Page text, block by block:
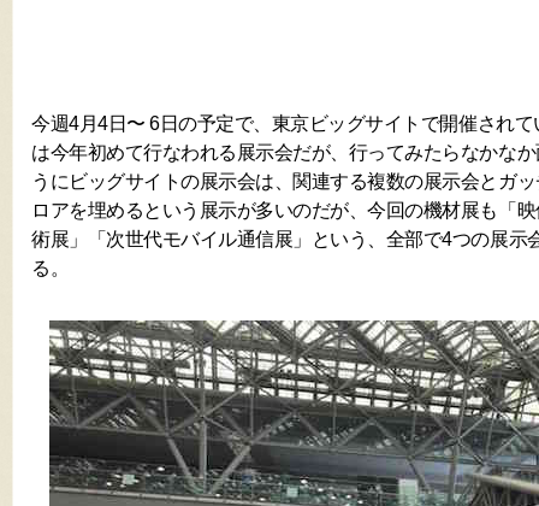
今週4月4日〜 6日の予定で、東京ビッグサイトで開催され
は今年初めて行なわれる展示会だが、行ってみたらなかな
うにビッグサイトの展示会は、関連する複数の展示会とガ
ロアを埋めるという展示が多いのだが、今回の機材展も「
術展」「次世代モバイル通信展」という、全部で4つの展示
る。